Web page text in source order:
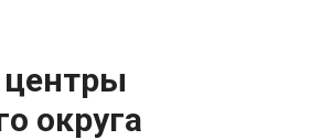
округа